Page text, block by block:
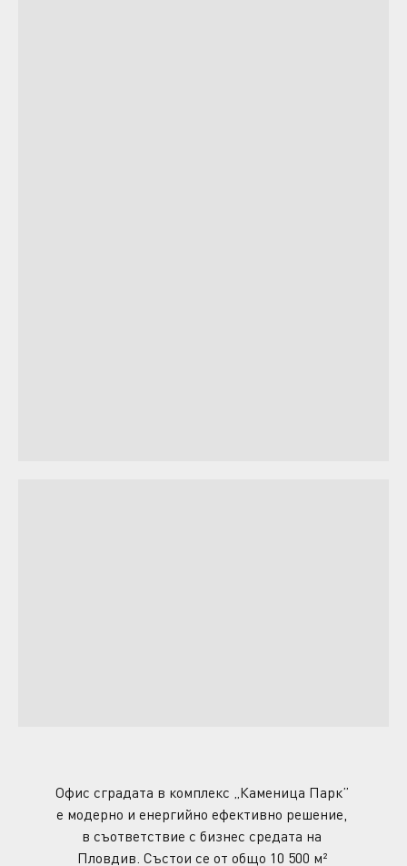
Офис сградата в комплекс „Каменица Парк”
е модерно и енергийно ефективно решение,
в съответствие с бизнес средата на
Пловдив. Състои се от общо 10 500 м²